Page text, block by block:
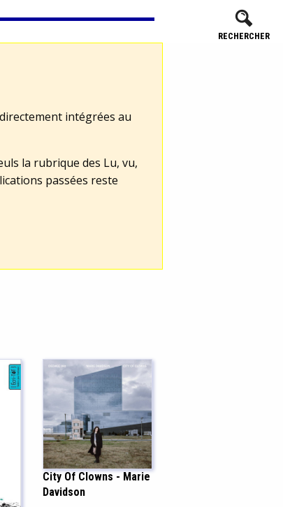
RECHERCHER
intégrées au
la rubrique des Lu, vu,
passées reste
City Of Clowns - Marie
Davidson